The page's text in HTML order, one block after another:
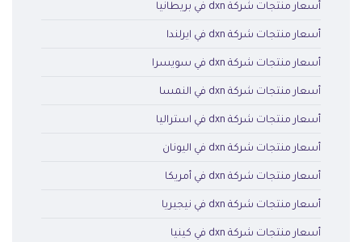
أسعار منتجات شركة dxn في بريطانيا
أسعار منتجات شركة dxn في ايرلندا
أسعار منتجات شركة dxn في سويسرا
أسعار منتجات شركة dxn في النمسا
أسعار منتجات شركة dxn في استراليا
أسعار منتجات شركة dxn في اليونان
أسعار منتجات شركة dxn في أمريكا
أسعار منتجات شركة dxn في نيجيريا
أسعار منتجات شركة dxn في كينيا